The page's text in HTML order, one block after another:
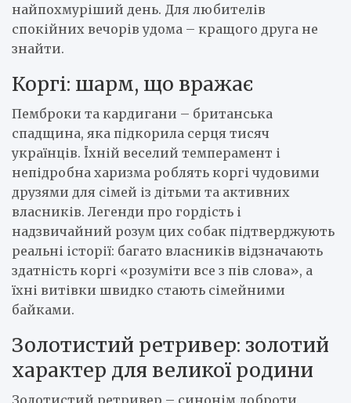
найпохмуріший день. Для любителів
спокійних вечорів удома – кращого друга не
знайти.
Коргі: шарм, що вражає
Пемброки та кардигани – британська
спадщина, яка підкорила серця тисяч
українців. Їхній веселий темперамент і
непідробна харизма роблять коргі чудовими
друзями для сімей із дітьми та активних
власників. Легенди про гордість і
надзвичайний розум цих собак підтверджують
реальні історії: багато власників відзначають
здатність коргі «розуміти все з пів слова», а
їхні витівки швидко стають сімейними
байками.
Золотистий ретривер: золотий
характер для великої родини
Золотистий ретривер – синонім доброти,